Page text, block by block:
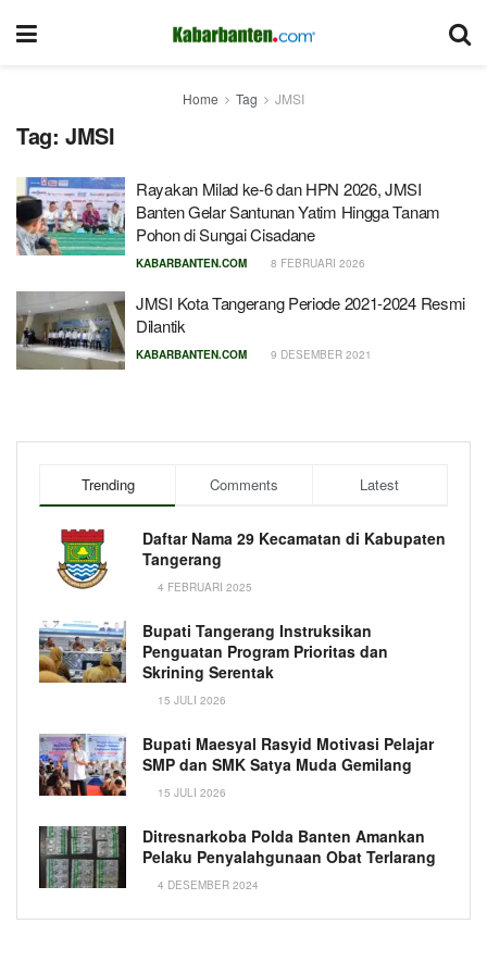
Home Tag JMSI
Tag: JMSI
Rayakan Milad ke-6 dan HPN 2026, JMSI
Banten Gelar Santunan Yatim Hingga Tanam
Pohon di Sungai Cisadane
KABARBANTEN.COM 8 FEBRUARI 2026
JMSI Kota Tangerang Periode 2021-2024 Resmi
Dilantik
KABARBANTEN.COM 9 DESEMBER 2021
Trending Comments Latest
Daftar Nama 29 Kecamatan di Kabupaten
Tangerang
4 FEBRUARI 2025
Bupati Tangerang Instruksikan
Penguatan Program Prioritas dan
Skrining Serentak
15 JULI 2026
Bupati Maesyal Rasyid Motivasi Pelajar
SMP dan SMK Satya Muda Gemilang
15 JULI 2026
Ditresnarkoba Polda Banten Amankan
Pelaku Penyalahgunaan Obat Terlarang
4 DESEMBER 2024